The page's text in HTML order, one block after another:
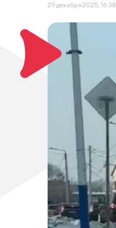
29 декабря 2025, 16:38